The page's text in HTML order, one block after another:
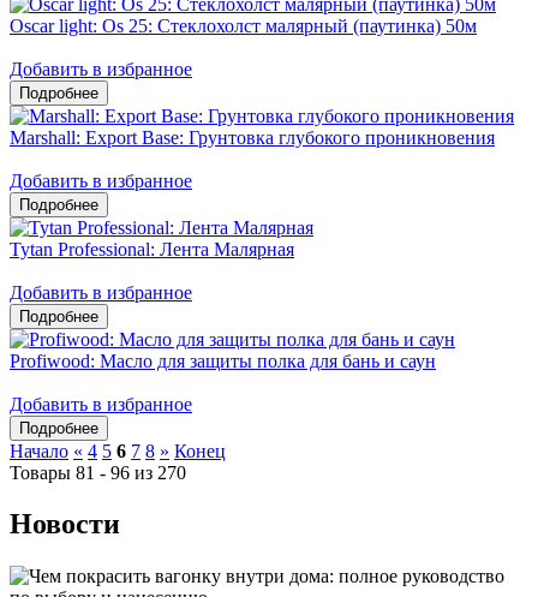
Oscar light: Os 25: Стеклохолст малярный (паутинка) 50м
Добавить в избранное
Marshall: Export Base: Грунтовка глубокого проникновения
Добавить в избранное
Tytan Professional: Лента Малярная
Добавить в избранное
Profiwood: Масло для защиты полка для бань и саун
Добавить в избранное
Начало « 4 5 6 7 8 » Конец
Товары 81 - 96 из 270
Новости